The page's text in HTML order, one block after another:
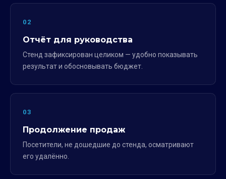
02
Отчёт для руководства
Стенд зафиксирован целиком — удобно показывать
результат и обосновывать бюджет.
03
Продолжение продаж
Посетители, не дошедшие до стенда, осматривают
его удалённо.